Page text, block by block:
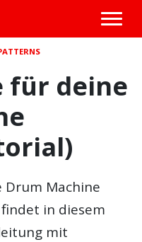
für deine
Drum Machine
in diesem
mit